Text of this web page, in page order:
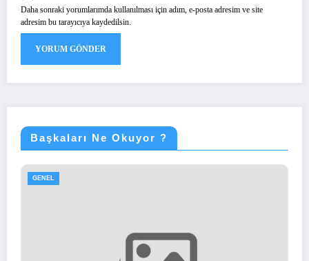
Daha sonraki yorumlarımda kullanılması için adım, e-posta adresim ve site
adresim bu tarayıcıya kaydedilsin.
Başkaları Ne Okuyor ?
GENEL